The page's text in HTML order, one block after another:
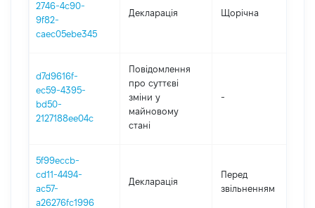
2746-4c90-
9f82-
caec05ebe345
Декларація Щорічна
d7d9616f-
ec59-4395-
bd50-
2127188ee04c
Повідомлення
про суттєві
зміни y
майновому
стані
-
5f99eccb-
cd11-4494-
ac57-
a26276fc1996
Декларація
Перед
звільненням